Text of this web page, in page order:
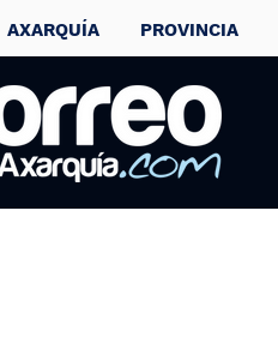
AXARQUÍA PROVINCIA